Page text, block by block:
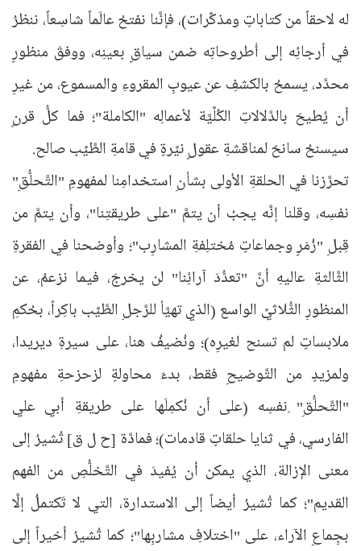
له لاحقاً من كتاباتٍ ومذكِّرات)، فإنَّنا نفتحُ عالَماً شاسِعاً، ننظرُ
في أرجائِه إلى أُطروحاتِه ضمن سياقٍ بعينِه، ووفقَ منظورٍ
محدَّد، يسمحُ بالكشفِ عن عيوبِ المقروءِ والمسموع، من غيرِ
أن يُطيحَ بالدَّلالاتِ الكُلِّيَّة لأعمالِه "الكاملة"؛ فما كلُّ قرنٍ
سيسنحُ سانحٌ لمناقشةِ عقولٍ نيِّرةٍ في قامةِ الطَّيِّب صالح.
تحرَّزنا في الحلقةِ الأولى بشأنِ استخدامِنا لمفهومِ "التَّحلُّقِ"
نفسِه، وقلنا إنَّه يجبُ أن يتمَّ "على طريقتِنا"، وأن يتمَّ من
قِبلِ "زُمَرٍ وجماعاتٍ مُختلِفةِ المشارِب"؛ وأوضحنا في الفقرةِ
الثَّالثةِ عاليهِ أنَّ "تعدُّدَ آرائِنا" لن يخرجَ، فيما نزعمُ، عن
المنظورِ الثُّلاثيِّ الواسع (الذي تهيَّأ للرَّجلِ الطَّيِّب باكِراً، بحُكمِ
ملابساتٍ لم تسنح لغيرِه)؛ ونُضيفُ هنا، على سيرةِ ديريدا،
ولمزيدٍ من التَّوضيحِ فقط، بدءَ محاولةٍ لزحزحةِ مفهومِ
"التَّحلُّقِ" ِنفسِه (على أن نُكمِلَها على طريقةِ أبي علي
الفارسي، في ثنايا حلقاتٍ قادمات)؛ فمادَّة [ح ل ق] تُشيرُ إلى
معنى الإزالة، الذي يمكن أن يُفيدَ في التَّخلُّصِ من الفهم
القديم"؛ كما تُشيرُ أيضاً إلى الاستدارة، التي لا تَكتملُ إلَّا
بجِماعِ الآراء، على "اختلافِ مشاربِها"؛ كما تُشيرُ أخيراً إلى